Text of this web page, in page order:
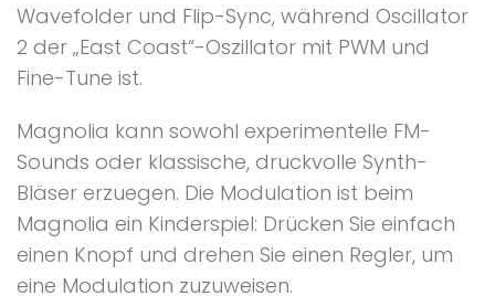
Wavefolder und Flip-Sync, während Oscillator
2 der „East Coast“-Oszillator mit PWM und
Fine-Tune ist.
Magnolia kann sowohl experimentelle FM-
Sounds oder klassische, druckvolle Synth-
Bläser erzuegen. Die Modulation ist beim
Magnolia ein Kinderspiel: Drücken Sie einfach
einen Knopf und drehen Sie einen Regler, um
eine Modulation zuzuweisen.